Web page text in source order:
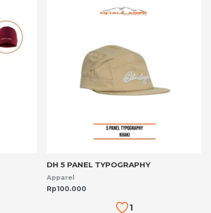
DH 5 PANEL TYPOGRAPHY
Apparel
Rp100.000
1